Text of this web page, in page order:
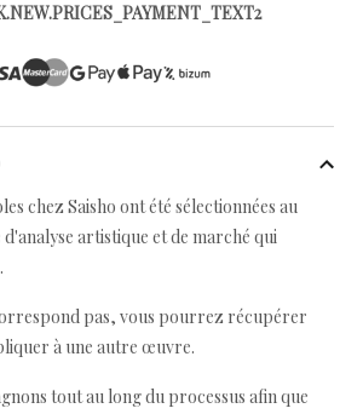
chez Saisho ont été sélectionnées au
artistique et de marché qui
pas, vous pourrez récupérer
à une autre œuvre.
tout au long du processus afin que